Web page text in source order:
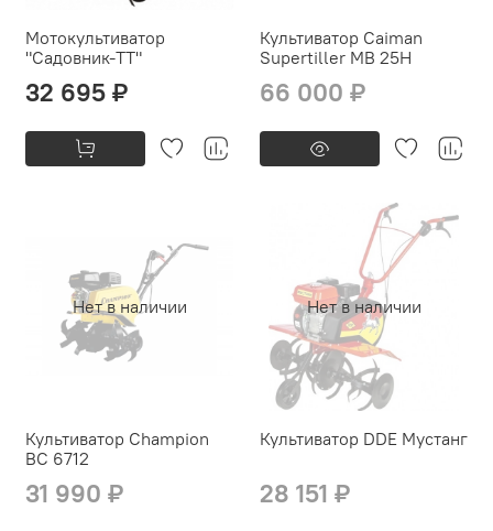
Мотокультиватор
"Садовник-ТТ"
32 695 ₽
Культиватор Caiman
Supertiller МВ 25Н
66 000 ₽
Нет в наличии
Культиватор Champion
ВС 6712
31 990 ₽
Нет в наличии
Культиватор DDE Мустанг
28 151 ₽